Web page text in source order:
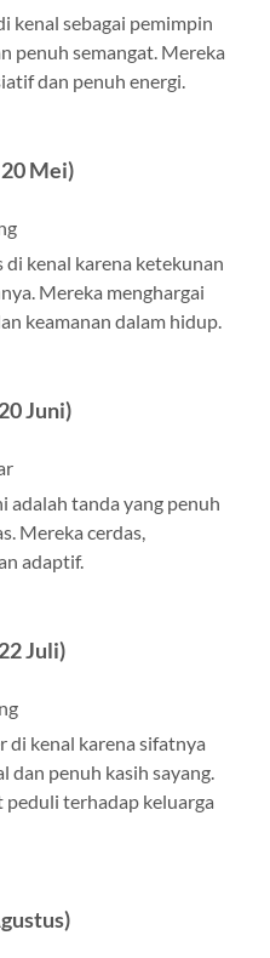
kenal sebagai pemimpin
penuh semangat. Mereka
dan penuh energi.
Mei)
di kenal karena ketekunan
Mereka menghargai
keamanan dalam hidup.
Juni)
adalah tanda yang penuh
Mereka cerdas,
adaptif.
Juli)
di kenal karena sifatnya
dan penuh kasih sayang.
peduli terhadap keluarga